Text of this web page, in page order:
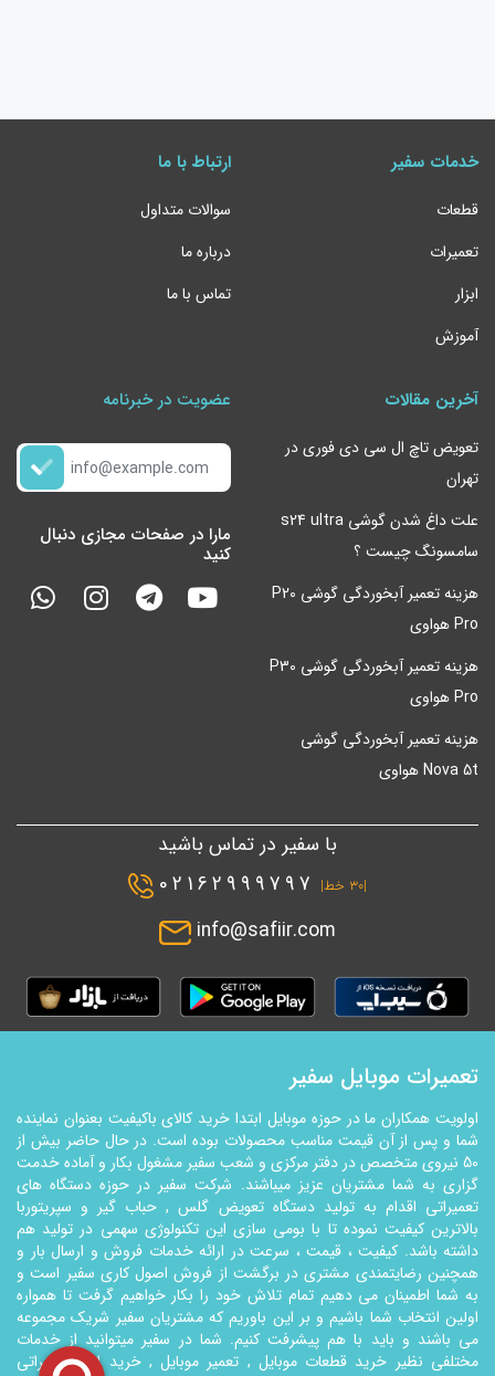
خدمات سفیر
قطعات
تعمیرات
ابزار
آموزش
ارتباط با ما
سوالات متداول
درباره ما
تماس با ما
آخرین مقالات
تعویض تاچ ال سی دی فوری در
تهران
علت داغ شدن گوشی s24 ultra
سامسونگ چیست ؟
هزینه تعمیر آبخوردگی گوشی P20
Pro هواوی
هزینه تعمیر آبخوردگی گوشی P30
Pro هواوی
هزینه تعمیر آبخوردگی گوشی
Nova 5t هواوی
عضویت در خبرنامه
مارا در صفحات مجازی دنبال
کنید
با سفیر در تماس باشید
|۳۰ خط|
02162999797
info@safiir.com
تعمیرات موبایل سفیر
اولویت همکاران ما در حوزه موبایل ابتدا خرید کالای باکیفیت بعنوان نماینده
شما و پس از آن قیمت مناسب محصولات بوده است. در حال حاضر بیش از
50 نیروی متخصص در دفتر مرکزی و شعب سفیر مشغول بکار و آماده خدمت
گزاری به شما مشتریان عزیز میباشند. شرکت سفیر در حوزه دستگاه های
تعمیراتی اقدام به تولید دستگاه تعویض گلس , حباب گیر و سپریتوربا
بالاترین کیفیت نموده تا با بومی سازی این تکنولوژي سهمی در تولید هم
داشته باشد. کیفیت ، قیمت ، سرعت در ارائه خدمات فروش و ارسال بار و
همچنین رضایتمندی مشتری در برگشت از فروش اصول کاری سفیر است و
به شما اطمینان می دهیم تمام تلاش خود را بکار خواهیم گرفت تا همواره
اولین انتخاب شما باشیم و بر این باوریم که مشتریان سفیر شریک مجموعه
می باشند و باید با هم پیشرفت کنیم. شما در سفیر میتوانید از خدمات
مختلفی نظیر خرید قطعات موبایل , تعمیر موبایل , خرید ابزار تعمیراتی